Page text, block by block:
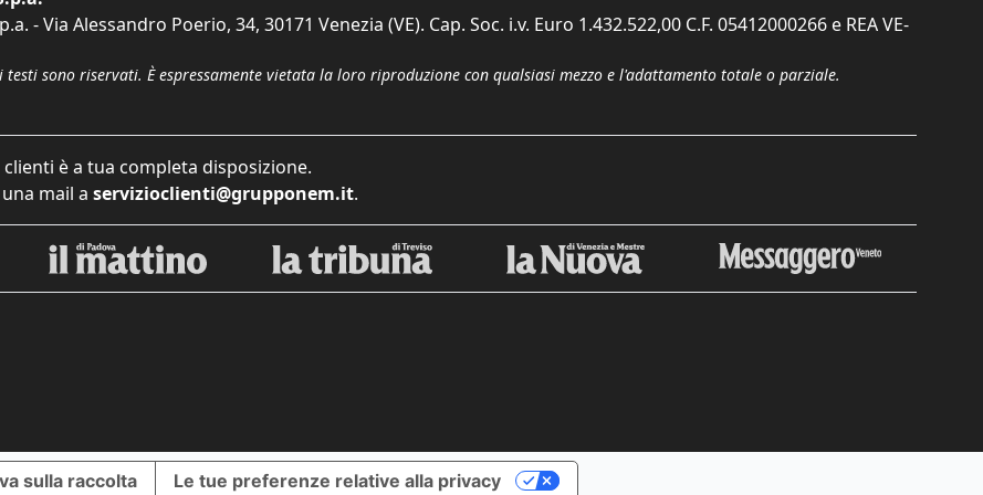
- Via Alessandro Poerio, 34, 30171 Venezia (VE). Cap. Soc. i.v. Euro 1.432.522,00 C.F. 05412000266 e REA VE-
sono riservati. È espressamente vietata la loro riproduzione con qualsiasi mezzo e l'adattamento totale o parziale.
è a tua completa disposizione.
mail a servizioclienti@grupponem.it.
sulla raccolta Le tue preferenze relative alla privacy